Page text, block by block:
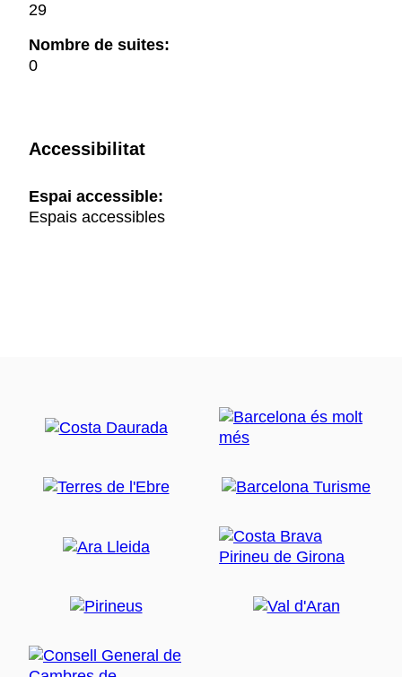
29
Nombre de suites:
0
Accessibilitat
Espai accessible:
Espais accessibles